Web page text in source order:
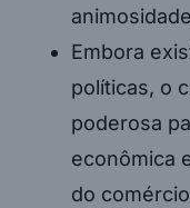
Embora
políticas, o
poderosa
econômica
do